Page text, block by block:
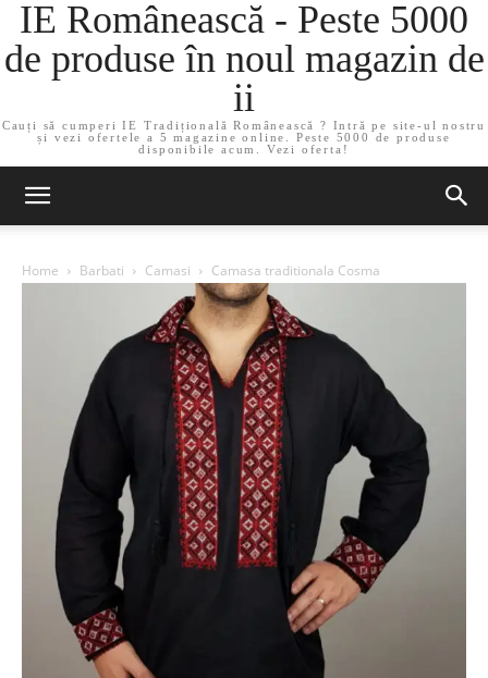
IE Românească - Peste 5000
de produse în noul magazin de
ii
Cauți să cumperi IE Tradițională Românească ? Intră pe site-ul nostru
și vezi ofertele a 5 magazine online. Peste 5000 de produse
disponibile acum. Vezi oferta!
Home Barbati Camasi Camasa traditionala Cosma